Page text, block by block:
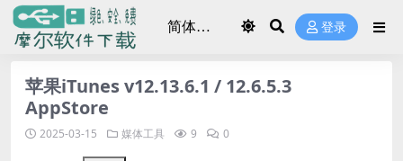
登录
苹果iTunes v12.13.6.1 / 12.6.5.3
AppStore
2025-03-15 媒体工具 9 0